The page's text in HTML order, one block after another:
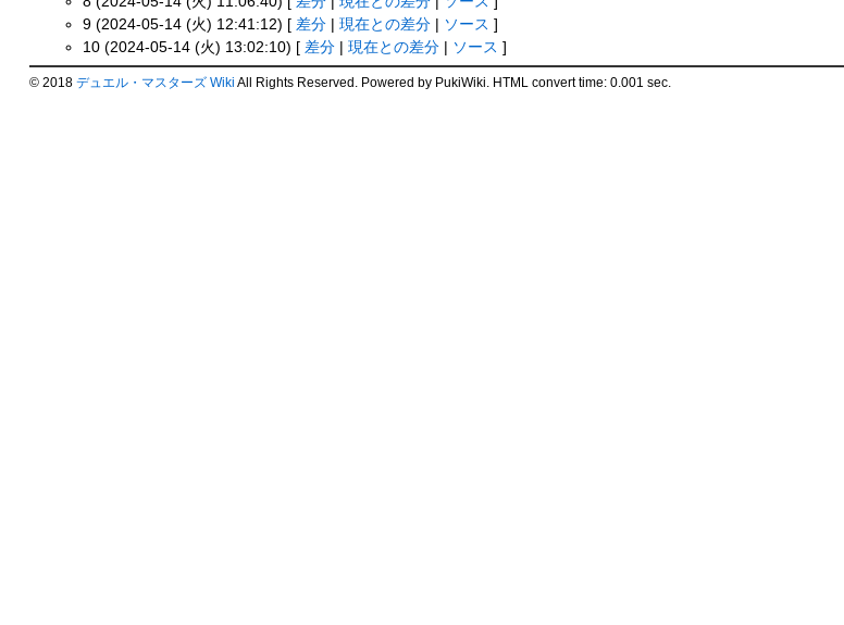
9 (2024-05-14 (火) 12:41:12) [ 差分| 現在との差分| ソース ]
10 (2024-05-14 (火) 13:02:10) [ 差分| 現在との差分| ソース ]
© 2018 デュエル・マスターズ Wiki All Rights Reserved. Powered by PukiWiki. HTML convert time: 0.001 sec.